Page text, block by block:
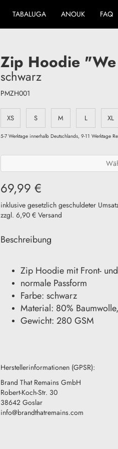
TABALUGA ANOUK FAQ
Zip Hoodie "We
schwarz
PMZH001
XS S M L XL
5-7 Werktage innerhalb Deutschlands, 9-11 Werktage
69,99 €
inklusive gesetzlich geschuldeter
zzgl. 6,90 € Versand
Beschreibung
Zip Hoodie mit Front-
normale Passform
Farbe: schwarz
Material: 80%
Gewicht: 280 GSM
Herstellerinformationen (GPSR):
Brand That Remains GmbH
Robert-Koch-Str. 30
38642 Goslar
info@brandthatremains.com